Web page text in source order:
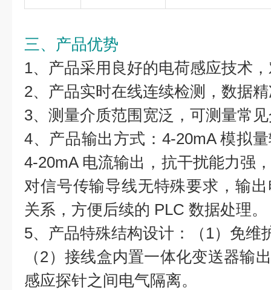
三、产品优势
1、产品采用良好的电荷感应技术
2、产品实时在线连续检测，数据
3、测量介质范围宽泛，可测量常
4、产品输出方式：4-20mA 模拟
4-20mA 电流输出，抗干扰能力强
对信号传输导线无特殊要求，输
关系，方便后续的 PLC 数据处理。
5、产品特殊结构设计：（1）免维
（2）接线盒内置一体化变送器输
感应探针之间电气隔离。